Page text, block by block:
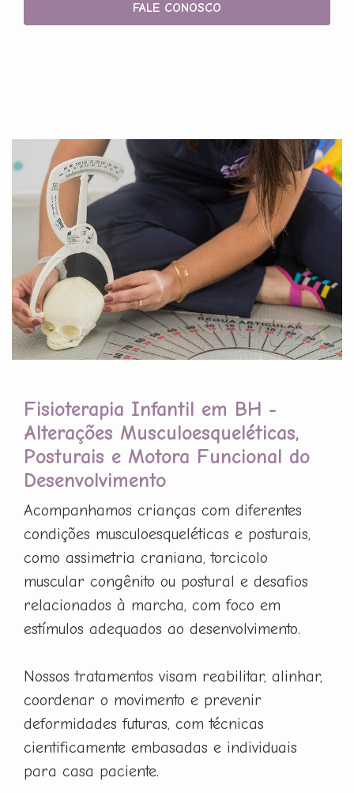
FALE CONOSCO
Fisioterapia Infantil em BH -
Alterações Musculoesqueléticas,
Posturais e Motora Funcional do
Desenvolvimento
Acompanhamos crianças com diferentes
condições musculoesqueléticas e posturais,
como assimetria craniana, torcicolo
muscular congênito ou postural e desafios
relacionados à marcha, com foco em
estímulos adequados ao desenvolvimento.
Nossos tratamentos visam reabilitar, alinhar,
coordenar o movimento e prevenir
deformidades futuras, com técnicas
cientificamente embasadas e individuais
para casa paciente.